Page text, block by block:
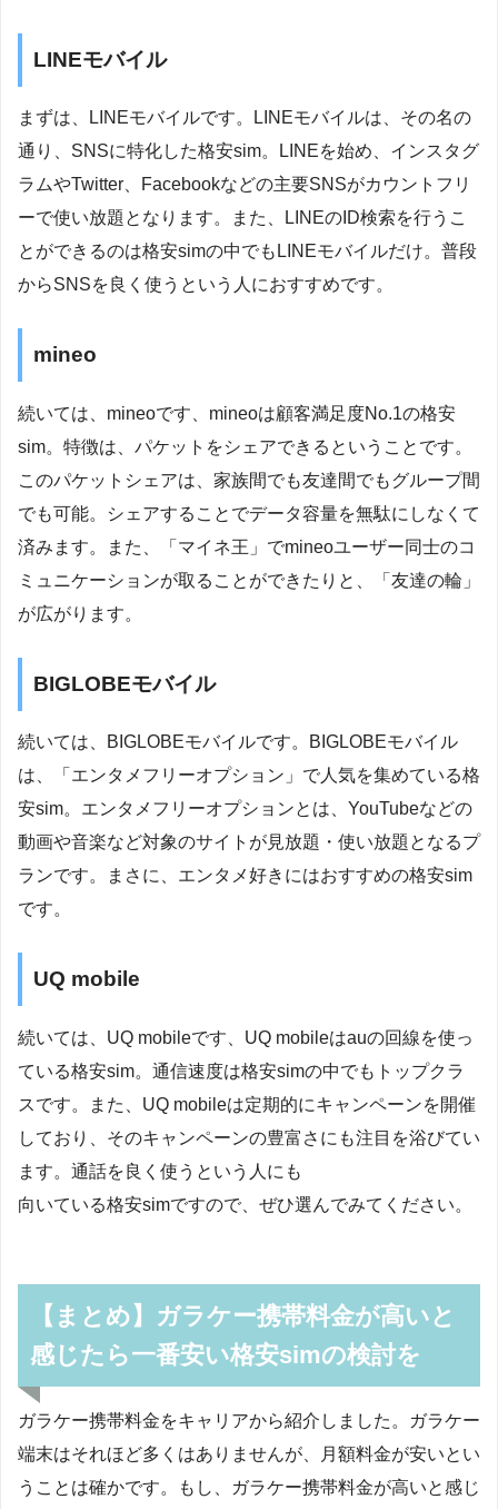
LINEモバイル
まずは、LINEモバイルです。LINEモバイルは、その名の
通り、SNSに特化した格安sim。LINEを始め、インスタグ
ラムやTwitter、Facebookなどの主要SNSがカウントフリ
ーで使い放題となります。また、LINEのID検索を行うこ
とができるのは格安simの中でもLINEモバイルだけ。普段
からSNSを良く使うという人におすすめです。
mineo
続いては、mineoです、mineoは顧客満足度No.1の格安
sim。特徴は、パケットをシェアできるということです。
このパケットシェアは、家族間でも友達間でもグループ間
でも可能。シェアすることでデータ容量を無駄にしなくて
済みます。また、「マイネ王」でmineoユーザー同士のコ
ミュニケーションが取ることができたりと、「友達の輪」
が広がります。
BIGLOBEモバイル
続いては、BIGLOBEモバイルです。BIGLOBEモバイル
は、「エンタメフリーオプション」で人気を集めている格
安sim。エンタメフリーオプションとは、YouTubeなどの
動画や音楽など対象のサイトが見放題・使い放題となるプ
ランです。まさに、エンタメ好きにはおすすめの格安sim
です。
UQ mobile
続いては、UQ mobileです、UQ mobileはauの回線を使っ
ている格安sim。通信速度は格安simの中でもトップクラ
スです。また、UQ mobileは定期的にキャンペーンを開催
しており、そのキャンペーンの豊富さにも注目を浴びてい
ます。通話を良く使うという人にも
向いている格安simですので、ぜひ選んでみてください。
【まとめ】ガラケー携帯料金が高いと
感じたら一番安い格安simの検討を
ガラケー携帯料金をキャリアから紹介しました。ガラケー
端末はそれほど多くはありませんが、月額料金が安いとい
うことは確かです。もし、ガラケー携帯料金が高いと感じ